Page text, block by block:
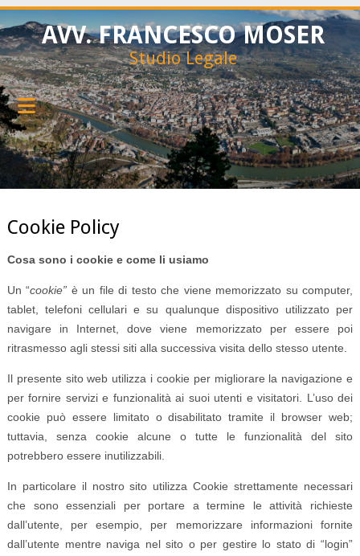
AVV. FRANCESCO MOSER
Studio Legale
Cookie Policy
Cosa sono i cookie e come li usiamo
Un “cookie” è un file di testo che viene memorizzato su computer,
tablet, telefoni cellulari e su qualunque dispositivo utilizzato per
navigare in Internet, dove viene memorizzato per essere poi
ritrasmesso agli stessi siti alla successiva visita dello stesso utente.
Il presente sito web utilizza i cookie per migliorare la navigazione e
per fornire servizi e funzionalità ai suoi utenti e visitatori. L’uso dei
cookie può essere limitato o disabilitato tramite il browser web;
tuttavia, senza cookie alcune o tutte le funzionalità del sito
potrebbero essere inutilizzabili.
In particolare il nostro sito utilizza Cookie strettamente necessari
che sono essenziali per portare a termine le attività richieste
dall’utente, per esempio, per memorizzare informazioni fornite
dall’utente mentre naviga nel sito o per gestire lo stato di “login”